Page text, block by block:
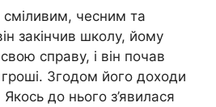
сміливим, чесним та
закінчив школу, йому
справу, і він почав
Згодом його доходи
до нього з’явилася